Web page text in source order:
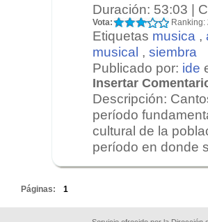
Duración: 53:03 |
Vota: Ranking:
Etiquetas musica ,
musical , siembra
Publicado por: ide
Insertar
Descripción:
período
cultural de la
período en donde
Páginas: 1